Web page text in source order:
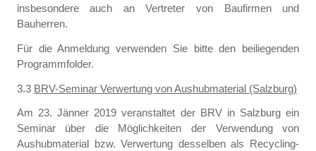
insbesondere auch an Vertreter von Baufirmen und
Bauherren.
Für die Anmeldung verwenden Sie bitte den beiliegenden
Programmfolder.
3.3 BRV-Seminar Verwertung von Aushubmaterial (Salzburg)
Am 23. Jänner 2019 veranstaltet der BRV in Salzburg ein
Seminar über die Möglichkeiten der Verwendung von
Aushubmaterial bzw. Verwertung desselben als Recycling-